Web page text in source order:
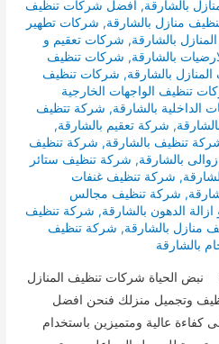
بالشارقة, افضل شركات تنظيف
منازل بالشارقة, شركات تطهير
بالشارقة, شركات تعقيم و
بالشارقة, شركات تنظيف
بالشارقة, شركات تنظيف
تنظيف الواجهات الخارجية
الداخلية بالشارقة, شركة تتظيف
, شركة تعقيم بالشارقة,
تنظيف بالشارقة, شركة تنظيف
بالشارقة, شركة تنظيف ستائر
, شركة تنظيف غنفات
, شركة تنظيف مجالس
الدهون بالشارقة, شركة تنظيف
منازل بالشارقة, شركة تنظيف
بالشارقة
نبض الحياة شركات تنظيف المنازل
وتجميل منزلك فنحن افضل
عالية ومتميزين باستخدام